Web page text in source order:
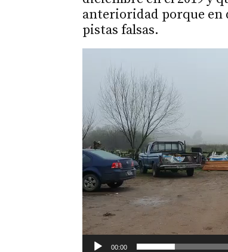
anterioridad porque en
pistas falsas.
vídeo
00:00